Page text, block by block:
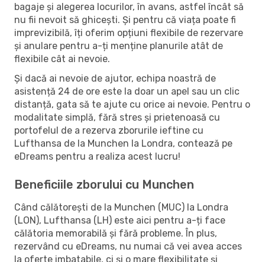
bagaje și alegerea locurilor, în avans, astfel încât să
nu fii nevoit să ghicești. Și pentru că viața poate fi
imprevizibilă, îți oferim opțiuni flexibile de rezervare
și anulare pentru a-ți menține planurile atât de
flexibile cât ai nevoie.
Și dacă ai nevoie de ajutor, echipa noastră de
asistență 24 de ore este la doar un apel sau un clic
distanță, gata să te ajute cu orice ai nevoie. Pentru o
modalitate simplă, fără stres și prietenoasă cu
portofelul de a rezerva zborurile ieftine cu
Lufthansa de la Munchen la Londra, contează pe
eDreams pentru a realiza acest lucru!
Beneficiile zborului cu Munchen
Când călătorești de la Munchen (MUC) la Londra
(LON), Lufthansa (LH) este aici pentru a-ți face
călătoria memorabilă și fără probleme. În plus,
rezervând cu eDreams, nu numai că vei avea acces
la oferte imbatabile, ci și o mare flexibilitate și